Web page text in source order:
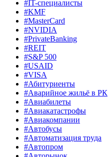
#IT-специалисты
#KMF
#MasterCard
#NVIDIA
#PrivateBanking
#REIT
#S&P 500
#USAID
#VISA
#Абитуриенты
#Аварийное жильё в РК
#Авиабилеты
#Авиакатастрофы
#Авиакомпании
#Автобусы
#Автоматизация труда
#Автопром